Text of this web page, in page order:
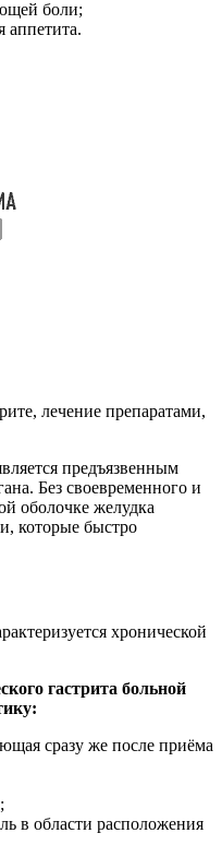
боли;
аппетита.
предъязвенным
Без своевременного и
оболочке желудка
которые быстро
хронической
гастрита больной
сразу же после приёма
в области расположения